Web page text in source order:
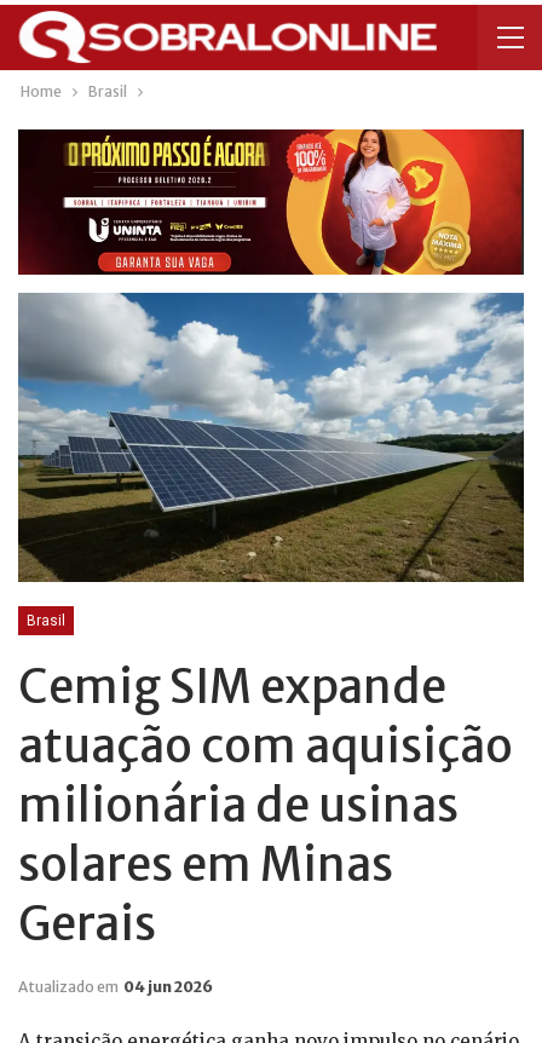
Home Brasil
Brasil
Cemig SIM expande
atuação com aquisição
milionária de usinas
solares em Minas
Gerais
Atualizado em 04 jun 2026